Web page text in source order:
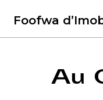
Foofwa
Au